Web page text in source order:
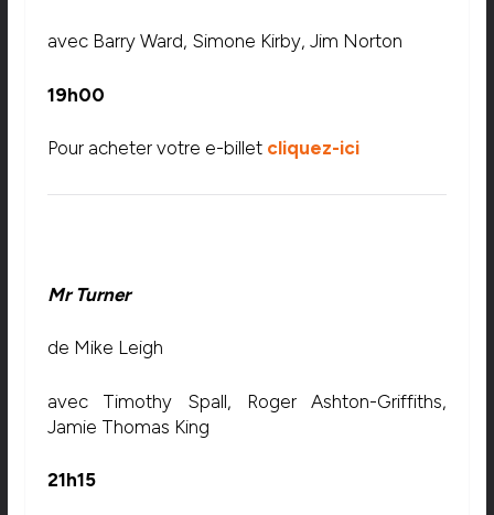
avec Barry Ward, Simone Kirby, Jim Norton
19h00
Pour acheter votre e-billet cliquez-ici
Mr Turner
de Mike Leigh
avec Timothy Spall, Roger Ashton-Griffiths,
Jamie Thomas King
21h15